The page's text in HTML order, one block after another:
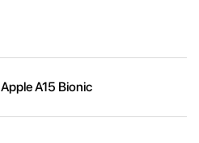
Apple A15 Bionic